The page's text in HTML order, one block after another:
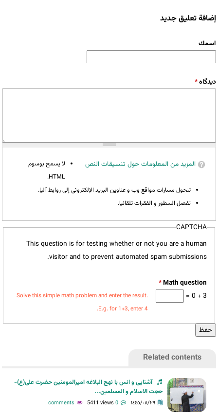
إضافة تعليق جديد
‏اسمك ‏
‏دیدگاه ‏*
المزيد من المعلومات حول تنسيقات النص
لا يسمح بوسوم
HTML.
تتحول مسارات مواقع وب و عناوين البريد الإلكتروني إلى روابط آليا.
تفصل السطور و الفقرات تلقائيا.
CAPTCHA
This question is for testing whether or not you are a human
visitor and to prevent automated spam submissions.
*
3 + 0 =
Solve this simple math problem and enter the result.
E.g. for 1+3, enter 4.
Related contents
آشنایی و انس با نهج البلاغه امیرالمومنین حضرت علی(ع)-
حجت الاسلام و المسلمین...
١٤٤٥/٠٨/٢٩ 0 comments
5411 views